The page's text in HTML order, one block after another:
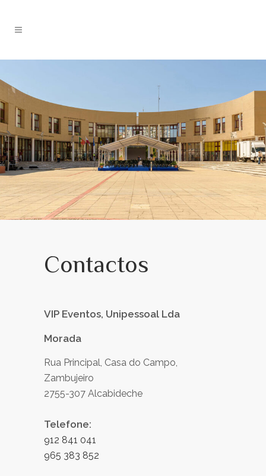
Contactos
VIP Eventos, Unipessoal Lda
Morada
Rua Principal, Casa do Campo,
Zambujeiro
2755-307 Alcabideche
Telefone:
912 841 041
965 383 852